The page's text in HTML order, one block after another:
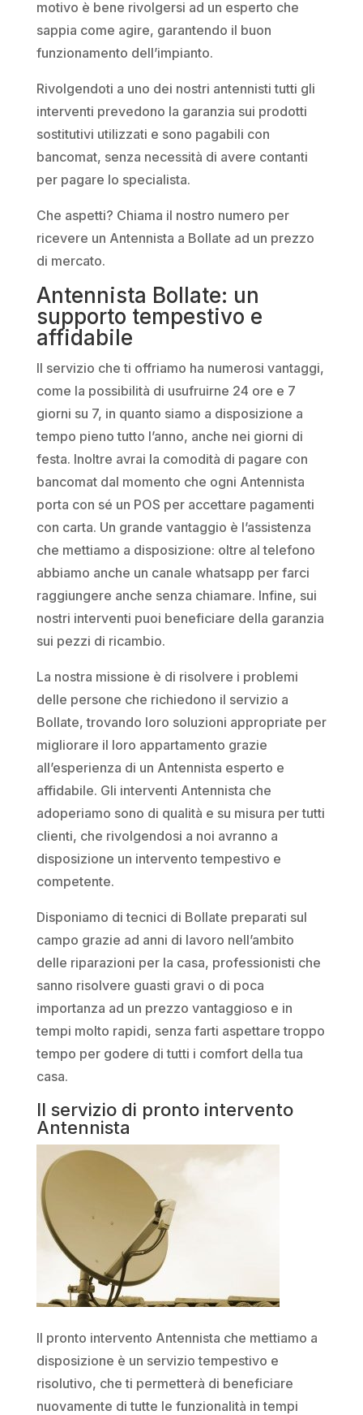
motivo è bene rivolgersi ad un esperto che
sappia come agire, garantendo il buon
funzionamento dell’impianto.
Rivolgendoti a uno dei nostri antennisti tutti gli
interventi prevedono la garanzia sui prodotti
sostitutivi utilizzati e sono pagabili con
bancomat, senza necessità di avere contanti
per pagare lo specialista.
Che aspetti? Chiama il nostro numero per
ricevere un Antennista a Bollate ad un prezzo
di mercato.
Antennista Bollate: un
supporto tempestivo e
affidabile
Il servizio che ti offriamo ha numerosi vantaggi,
come la possibilità di usufruirne 24 ore e 7
giorni su 7, in quanto siamo a disposizione a
tempo pieno tutto l’anno, anche nei giorni di
festa. Inoltre avrai la comodità di pagare con
bancomat dal momento che ogni Antennista
porta con sé un POS per accettare pagamenti
con carta. Un grande vantaggio è l’assistenza
che mettiamo a disposizione: oltre al telefono
abbiamo anche un canale whatsapp per farci
raggiungere anche senza chiamare. Infine, sui
nostri interventi puoi beneficiare della garanzia
sui pezzi di ricambio.
La nostra missione è di risolvere i problemi
delle persone che richiedono il servizio a
Bollate, trovando loro soluzioni appropriate per
migliorare il loro appartamento grazie
all’esperienza di un Antennista esperto e
affidabile. Gli interventi Antennista che
adoperiamo sono di qualità e su misura per tutti
clienti, che rivolgendosi a noi avranno a
disposizione un intervento tempestivo e
competente.
Disponiamo di tecnici di Bollate preparati sul
campo grazie ad anni di lavoro nell’ambito
delle riparazioni per la casa, professionisti che
sanno risolvere guasti gravi o di poca
importanza ad un prezzo vantaggioso e in
tempi molto rapidi, senza farti aspettare troppo
tempo per godere di tutti i comfort della tua
casa.
Il servizio di pronto intervento
Antennista
Il pronto intervento Antennista che mettiamo a
disposizione è un servizio tempestivo e
risolutivo, che ti permetterà di beneficiare
nuovamente di tutte le funzionalità in tempi